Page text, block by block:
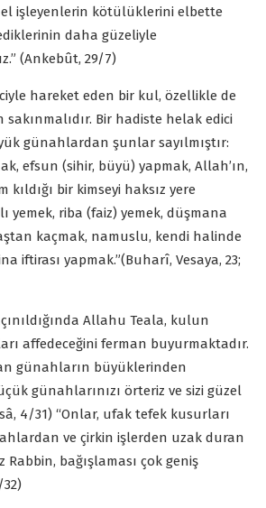
işleyenlerin kötülüklerini elbette
daha güzeliyle
(Ankebût, 29/7)
hareket eden bir kul, özellikle de
Bir hadiste helak edici
günahlardan şunlar sayılmıştır:
efsun (sihir, büyü) yapmak, Allah’ın,
bir kimseyi haksız yere
yemek, riba (faiz) yemek, düşmana
kaçmak, namuslu, kendi halinde
iftirası yapmak.”(Buharî, Vesaya, 23;
Allahu Teala, kulun
affedeceğini ferman buyurmaktadır.
günahların büyüklerinden
günahlarınızı örteriz ve sizi güzel
4/31) “Onlar, ufak tefek kusurları
ve çirkin işlerden uzak duran
Rabbin, bağışlaması çok geniş
32)